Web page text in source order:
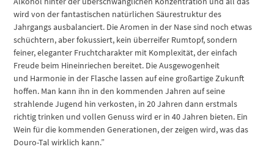
wird von der fantastischen natürlichen Säurestruktur des
Jahrgangs ausbalanciert. Die Aromen in der Nase sind noch etwas
schüchtern, aber fokussiert, kein überreifer Rumtopf, sondern
feiner, eleganter Fruchtcharakter mit Komplexität, der einfach
Freude beim Hineinriechen bereitet. Die Ausgewogenheit
und Harmonie in der Flasche lassen auf eine großartige Zukunft
hoffen. Man kann ihn in den kommenden Jahren auf seine
strahlende Jugend hin verkosten, in 20 Jahren dann erstmals
richtig trinken und vollen Genuss wird er in 40 Jahren bieten. Ein
Wein für die kommenden Generationen, der zeigen wird, was das
Douro-Tal wirklich kann.”